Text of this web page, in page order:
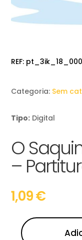
REF:
Categoria: Sem
Tipo: Digital
O
–
1,09€